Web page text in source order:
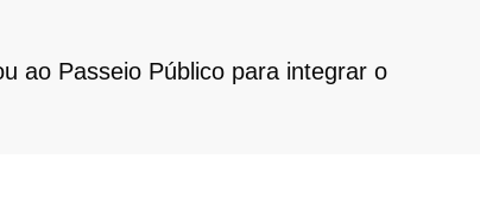
ao Passeio Público para integrar o